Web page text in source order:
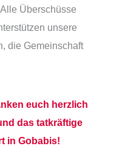
Überschüsse
unsere
die Gemeinschaft
euch herzlich
das tatkräftige
in Gobabis!